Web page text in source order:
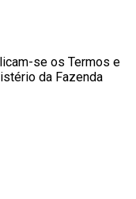
se os Termos e
da Fazenda